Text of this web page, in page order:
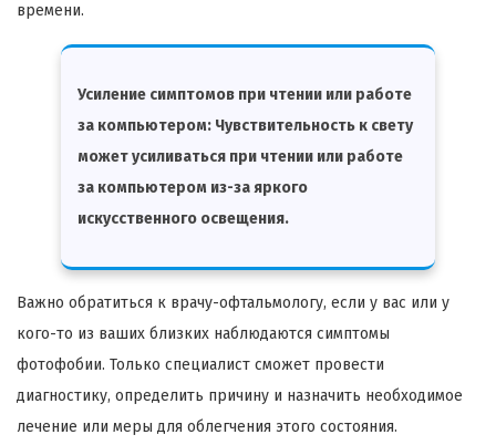
времени.
Усиление симптомов при чтении или работе
за компьютером: Чувствительность к свету
может усиливаться при чтении или работе
за компьютером из-за яркого
искусственного освещения.
Важно обратиться к врачу-офтальмологу, если у вас или у
кого-то из ваших близких наблюдаются симптомы
фотофобии. Только специалист сможет провести
диагностику, определить причину и назначить необходимое
лечение или меры для облегчения этого состояния.